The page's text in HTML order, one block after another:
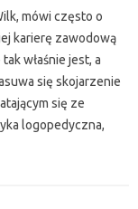
mówi często o
karierę zawodową
właśnie jest, a
się skojarzenie
się ze
logopedyczna,